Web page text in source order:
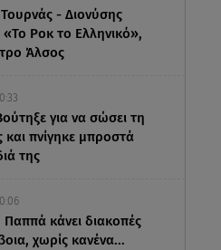
- Διονύσης
Ροκ το Ελληνικό»,
Άλσος
για να σώσει τη
και πνίγηκε μπροστά
της
κάνει διακοπές
χωρίς κανένα...